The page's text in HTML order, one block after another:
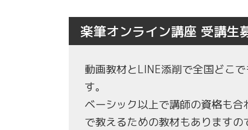
楽筆オンライン講座 受講生
動画教材とLINE添削で全国どこ
す。
ベーシック以上で講師の資格も
で教えるための教材もあります